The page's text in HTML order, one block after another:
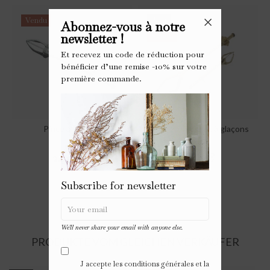
Pince à glaçons
Preis
24,00 €
Vendu
Pinces à sucre et à glaçons
Preis
39,00 €
PRODUKTE VOM GLEICHEN VERKÄUFER
Abonnez-vous à notre
newsletter !
Et recevez un code de réduction pour
bénéficier d’une remise -10% sur votre
première commande.
Subscribe for newsletter
We'll never share your email with anyone else.
J accepte les conditions générales et la